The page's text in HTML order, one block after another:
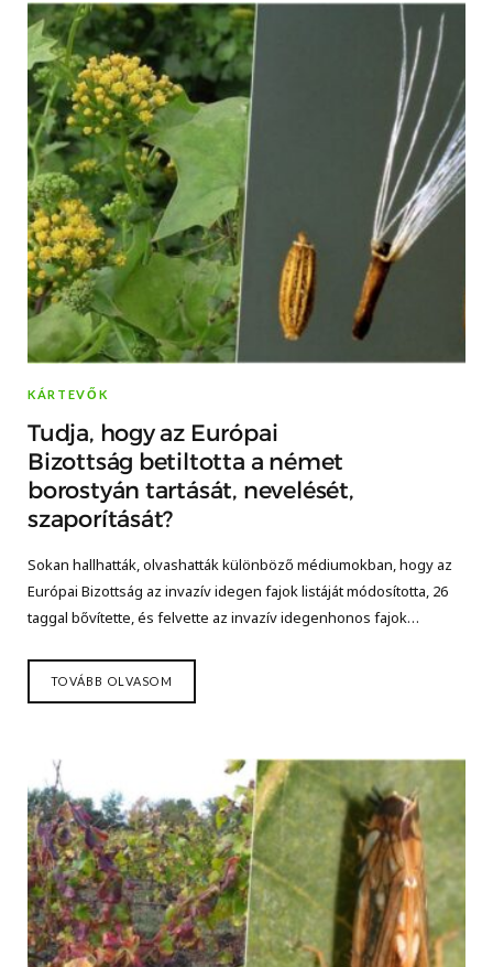
KÁRTEVŐK
Tudja, hogy az Európai
Bizottság betiltotta a német
borostyán tartását, nevelését,
szaporítását?
Sokan hallhatták, olvashatták különböző médiumokban, hogy az
Európai Bizottság az invazív idegen fajok listáját módosította, 26
taggal bővítette, és felvette az invazív idegenhonos fajok…
TOVÁBB OLVASOM